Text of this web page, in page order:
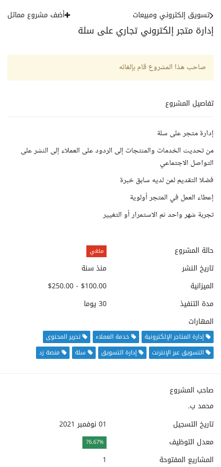
إدارة متجر إلكتروني تجاري على سلة
تسويق إلكتروني ومبيعات أضف مشروع مماثل
صاحب هذا المشروع قام بإلغائه
تفاصيل المشروع
إدارة متجر على سلة
من تحديث الخدمات والمنتجات إلى الردود على العملاء إلى النشر على
التواصل الاجتماعي
فضلا التقديم لمن لديه سابق خبرة
إعطاء العمل في المتجر أولوية
تجربة شهر واحد ثم الاستمرار أو التغيير
حالة المشروع ملغي
تاريخ النشر
منذ سنة
الميزانية
$100.00 - $250.00
مدة التنفيذ
30 يوما
المهارات
إدارة المتاجر الإلكترونية خدمة العملاء
تحرير المحتوى
التسويق عبر الإنترنت
إدارة التسويق سلة منصة زد
صاحب المشروع
محمد ب.
تاريخ التسجيل
01 نوفمبر 2021
معدل التوظيف
76.67%
المشاريع المفتوحة
1